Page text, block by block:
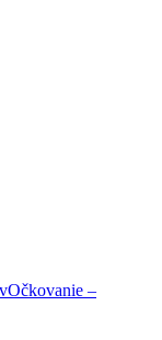
Očkovanie –